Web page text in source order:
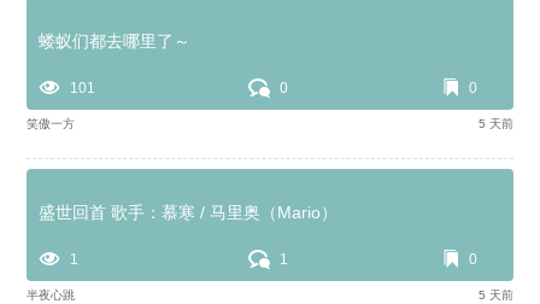
蝼蚁们都去哪里了～
101 0 0
笑傲一方 5 天前
盛世回首 歌手：慕寒 / 马里奥（Mario）
1 1 0
半夜心跳 5 天前